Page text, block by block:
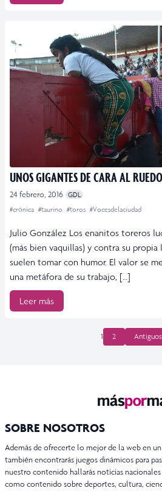
UNOS GIGANTES DE CARA AL RUEDO
24 febrero, 2016 GDL
#crónica #taurino #toros #Vocesdelaciudad
Julio González Los enanitos toreros
(más bien vaquillas) y contra su
suelen tomar con humor. El valor se
una metáfora de su trabajo, […]
Leer más
1 2 Antiguos
SOBRE NOSOTROS
Además de ofrecerte lo mejor de la web en
también encontrarás juegos dinámicos para
nuestro contenido hallarás noticias
como contenido sobre deportes, cultura,